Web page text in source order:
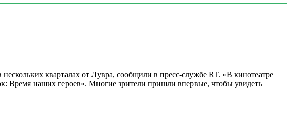
кварталах от Лувра, сообщили в пресс-службе RT. «В кинотеатре
Время наших героев». Многие зрители пришли впервые, чтобы увидеть